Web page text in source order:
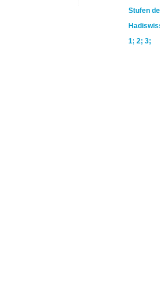
Stufen
1; 2; 3;